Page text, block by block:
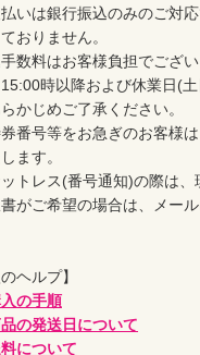
いは銀行振込のみのご対
おりません。
数料はお客様負担でござい
時以降および休業日(
かじめご了承ください。
番号等をお急ぎのお客様
ます。
トレス(番号通知)の際は、
がご希望の場合は、メール
ヘルプ】
の手順
の発送日について
について